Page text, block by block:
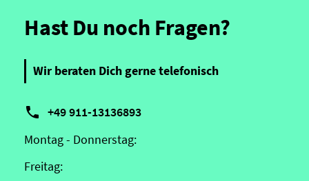
Hast Du noch Fragen?
Wir beraten Dich gerne telefonisch
 +49 911-13136893
Montag - Donnerstag:
Freitag: